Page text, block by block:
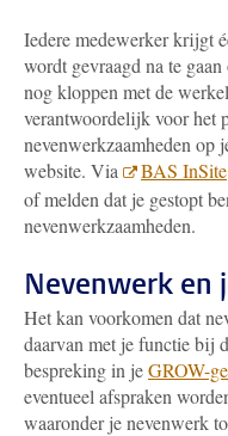
Iedere medewerker krijgt
wordt gevraagd na te
nog kloppen met de
verantwoordelijk voor het
nevenwerkzaamheden op
website. Via
BAS InSite
of melden dat je gestopt
nevenwerkzaamheden.
Nevenwerk en
Het kan voorkomen dat
daarvan met je functie bij
bespreking in jeGROW-
eventueel afspraken
waaronder je nevenwerk